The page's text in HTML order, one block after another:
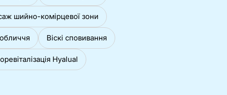
шийно-комірцевої зони
Віскі сповивання
Hyalual